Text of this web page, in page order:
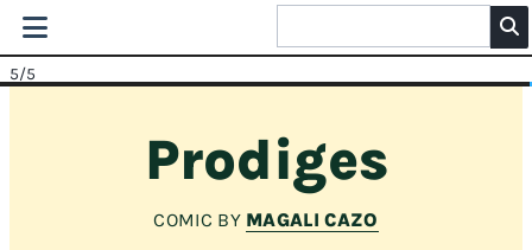
5/5
Prodiges
COMIC BY MAGALI CAZO